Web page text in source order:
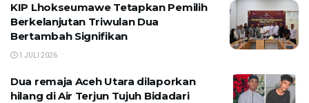
KIP Lhokseumawe Tetapkan Pemilih
Berkelanjutan Triwulan Dua
Bertambah Signifikan
1 JULI 2026
Dua remaja Aceh Utara dilaporkan
hilang di Air Terjun Tujuh Bidadari